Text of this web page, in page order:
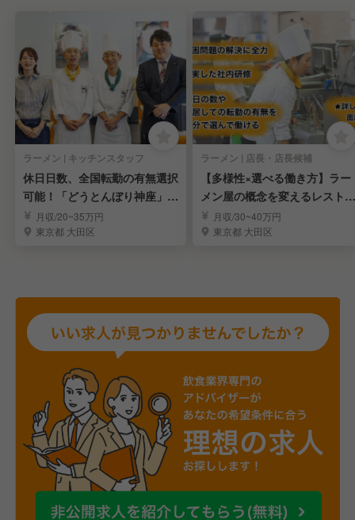
ラーメン | キッチンスタッフ
休日日数、全国転勤の有無選択
可能！「どうとんぼり神座」キ
ッチンスタッフ☆
月収/20~35万円
東京都 大田区
ラーメン | 店長・店長候補
【多様性×選べる働き方】ラー
メン屋の概念を変えるレストラ
ンの店長候補を募集
月収/30~40万円
東京都 大田区